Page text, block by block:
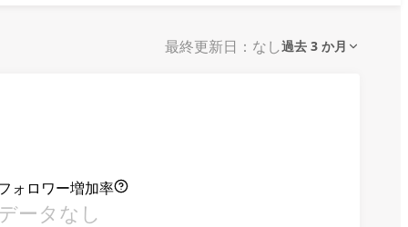
最終更新日：なし過去 3 か月
ォロワー増加率
ータなし